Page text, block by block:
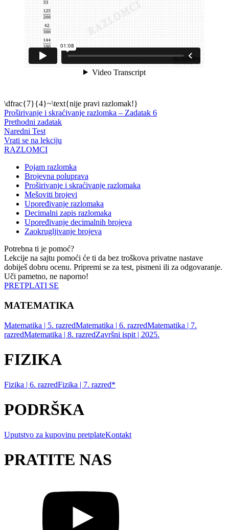
\dfrac{7}{4}~\text{nije pravi razlomak!}
Proširivanje i skraćivanje razlomka – Zadatak 6
Prethodni zadatak
Naredni Test
Vrati se na lekciju
RAZLOMCI
Pojam razlomka
Brojevna poluprava
Proširivanje i skraćivanje razlomaka
Mešoviti brojevi
Upoređivanje razlomaka
Decimalni zapis razlomaka
Upoređivanje decimalnih brojeva
Zaokrugljivanje brojeva
Potrebna ti je pomoć?
Lekcije na sajtu pomoći će ti da bez troškova privatne nastave
dobiješ dobru ocenu. Pripremi se za test, pismeni ili za odgovaranje.
Uči pametno, ne naporno!
PRETPLATI SE
MATEMATIKA
Matematika | 5. razredMatematika | 6. razredMatematika | 7.
razredMatematika | 8. razredZavršni ispit | 2025.
FIZIKA
Fizika | 6. razredFizika | 7. razred*
PODRŠKA
Uputstvo za kupovinu pretplateKontakt
PRATITE NAS